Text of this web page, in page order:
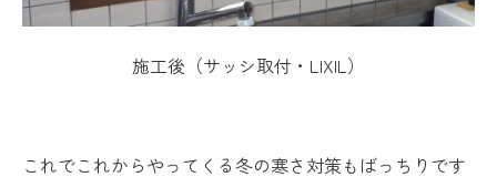
施工後（サッシ取付・LIXIL）
これでこれからやってくる冬の寒さ対策もばっちりです